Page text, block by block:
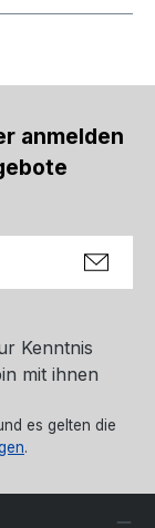
anmelden
Kenntnis
mit ihnen
es gelten die
.